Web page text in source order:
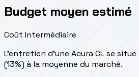
Budget moyen estimé
Coût Intermédiaire
L'entretien d'une Acura CL se situe
(13%) à la moyenne du marché.